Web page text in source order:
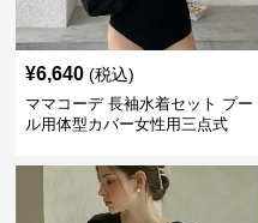
¥6,640 (税込)
ママコーデ 長袖水着セット プー
ル用体型カバー女性用三点式